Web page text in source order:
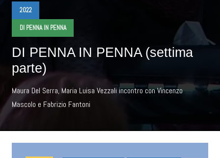
2022
DI PENNA IN PENNA
DI PENNA IN PENNA (settima
parte)
Maura Del Serra, Maria Luisa Vezzali incontro con Vincenzo
Mascolo e Fabrizio Fantoni